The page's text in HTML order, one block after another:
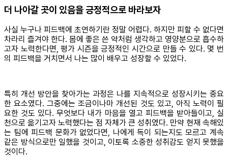
더 나아갈 곳이 있음을 긍정적으로 바라보자
사실 누구나 피드백에 초연하기란 정말 어렵다. 하지만 피할 수 없다면
차라리 즐겨야 한다. 몸에 좋은 쓴 약처럼 생각하고 영양분으로 흡수하
고자 노력한다면, 평가 시즌을 긍정적인 시간으로 만들 수 있다. 몇 번
의 피드백을 거치면서 나는 많이 배우고 성장할 수 있었다.
특히 개선 방안을 찾아가는 과정은 나를 지속적으로 성장시키는 중요
한 요소였다. 그중에는 조금이나마 개선된 것도 있고, 아직 노력이 필
요한 것도 있다. 무엇보다 내가 마음을 열고 피드백을 받아들이고, 실
천으로 옮기고자 노력했다는 점 자체가 큰 성취였다. 만약 현재 속해있
는 팀에 피드백 문화가 없었다면, 나에게 독이 되는지도 모르고 계속
같은 방식으로만 일했을 것이고, 이토록 소중한 성취감도 얻지 못했을
것이다.